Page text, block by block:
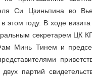
Си Цзиньпина во
этом году. В ходе
секретарем ЦК
Минь Тинем и
партий